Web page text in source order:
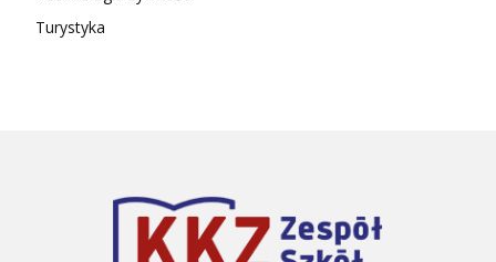
Turystyka